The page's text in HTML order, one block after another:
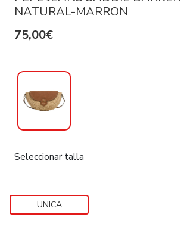
NATURAL-MARRON
75,00€
Seleccionar talla
UNICA